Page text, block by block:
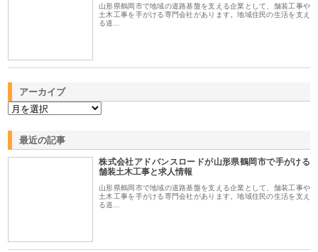
山形県鶴岡市で地域の道路基盤を支える企業として、舗装工事や
土木工事を手がける専門会社があります。地域住民の生活を支え
る道…
アーカイブ
最近の記事
株式会社アドバンスロードが山形県鶴岡市で手がける
舗装土木工事と求人情報
山形県鶴岡市で地域の道路基盤を支える企業として、舗装工事や
土木工事を手がける専門会社があります。地域住民の生活を支え
る道…